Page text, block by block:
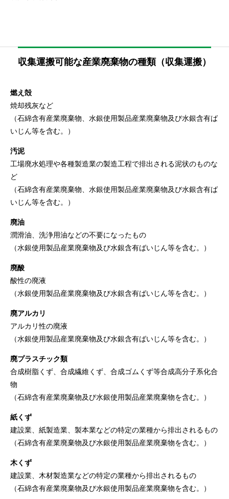
収集運搬可能な産業廃棄物の種類（収集運搬）
燃え殻
焼却残灰など
（石綿含有産業廃棄物、水銀使用製品産業廃棄物及び水銀含有ば
いじん等を含む。）
汚泥
工場廃水処理や各種製造業の製造工程で排出される泥状のものな
ど
（石綿含有産業廃棄物、水銀使用製品産業廃棄物及び水銀含有ば
いじん等を含む。）
廃油
潤滑油、洗浄用油などの不要になったもの
（水銀使用製品産業廃棄物及び水銀含有ばいじん等を含む。）
廃酸
酸性の廃液
（水銀使用製品産業廃棄物及び水銀含有ばいじん等を含む。）
廃アルカリ
アルカリ性の廃液
（水銀使用製品産業廃棄物及び水銀含有ばいじん等を含む。）
廃プラスチック類
合成樹脂くず、合成繊維くず、合成ゴムくず等合成高分子系化合
物
（石綿含有産業廃棄物及び水銀使用製品産業廃棄物を含む。）
紙くず
建設業、紙製造業、製本業などの特定の業種から排出されるもの
（石綿含有産業廃棄物及び水銀使用製品産業廃棄物を含む。）
木くず
建設業、木材製造業などの特定の業種から排出されるもの
（石綿含有産業廃棄物及び水銀使用製品産業廃棄物を含む。）